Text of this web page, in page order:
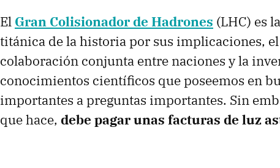
El Gran Colisionador de Hadrones (LHC) es
titánica de la historia por sus implicaciones,
colaboración conjunta entre naciones y la
conocimientos científicos que poseemos en
importantes a preguntas importantes. Sin
que hace, debe pagar unas facturas de luz